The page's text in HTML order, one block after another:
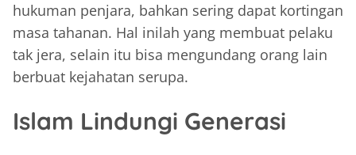
hukuman penjara, bahkan sering dapat kortingan
masa tahanan. Hal inilah yang membuat pelaku
tak jera, selain itu bisa mengundang orang lain
berbuat kejahatan serupa.
Islam Lindungi Generasi